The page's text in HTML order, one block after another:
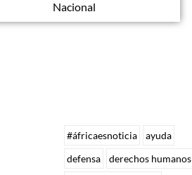
Nacional
#áfricaesnoticia
ayuda
defensa
derechos humanos